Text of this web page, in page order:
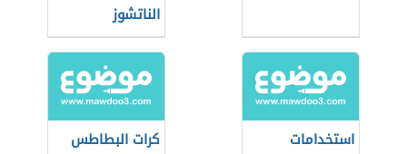
الناتشوز
استخدامات
كرات البطاطس